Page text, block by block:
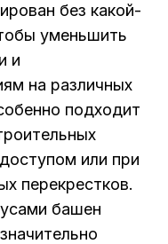
без какой-
уменьшить
и
на различных
подходит
или при
перекрестков.
башен